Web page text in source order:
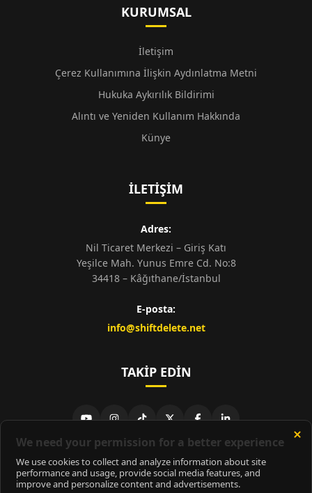
KURUMSAL
İletişim
Çerez Kullanımına İlişkin Aydınlatma Metni
Hukuka Aykırılık Bildirimi
Alıntı ve Yeniden Kullanım Hakkında
Künye
İLETIŞIM
Adres:
Nil Ticaret Merkezi – Giriş Katı
Yeşilce Mah. Yunus Emre Cd. No:8
34418 – Kâğıthane/İstanbul
E-posta:
info@shiftdelete.net
TAKIP EDIN